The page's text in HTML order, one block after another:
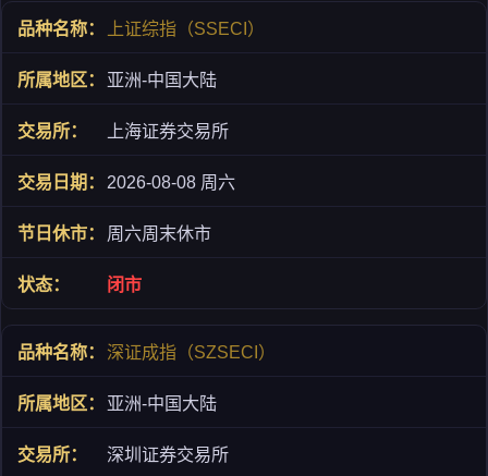
上证综指（SSECI）
亚洲-中国大陆
上海证券交易所
2026-08-08 周六
周六周末休市
闭市
深证成指（SZSECI）
亚洲-中国大陆
深圳证券交易所